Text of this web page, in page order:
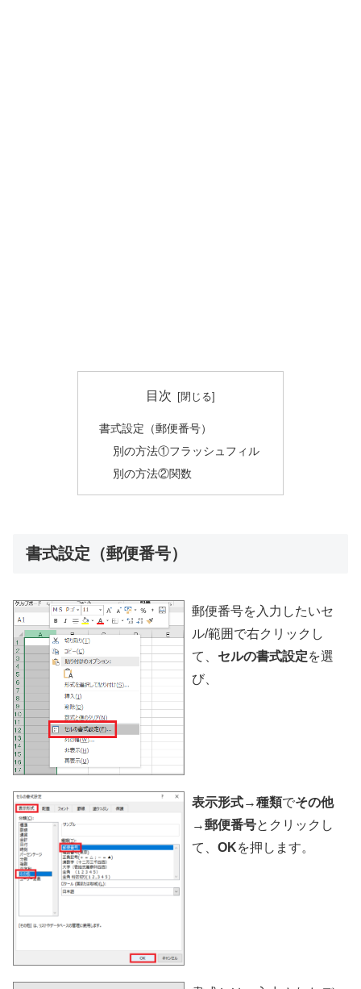
目次
書式設定（郵便番号）
別の方法①フラッシュフィル
別の方法②関数
書式設定（郵便番号）
郵便番号を入力したいセ
ル/範囲で右クリックし
て、 セルの書式設定を選
び、
表示形式→種類でその他
→郵便番号とクリックし
て、 OKを押します。